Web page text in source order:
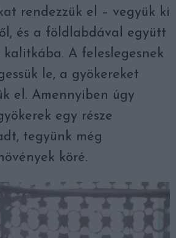
rendezzük el – vegyük ki
és a földlabdával együtt
kalitkába. A feleslegesnek
le, a gyökereket
el. Amennyiben úgy
egy része
tegyünk még
köré.